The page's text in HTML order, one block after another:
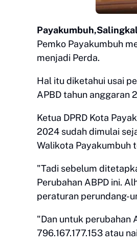
Pemko Payakumbuh
menjadi Perda.
Hal itu diketahui usai
APBD tahun anggaran
Ketua DPRD Kota
2024 sudah dimulai
Walikota Payakumbuh
"Tadi sebelum
Perubahan ABPD ini.
peraturan perundang-
"Dan untuk perubahan
796.167.177.153 atau